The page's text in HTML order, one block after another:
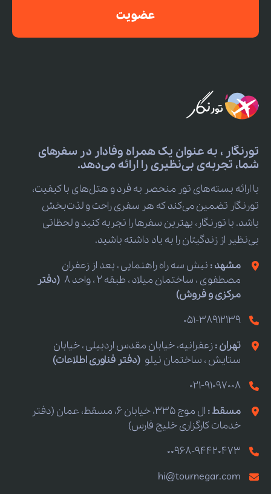
عضویت
تورنگار ، به عنوان یک همراه وفادار در سفرهای
شما، تجربه‌ی بی‌نظیری را ارائه می‌دهد.
با ارائه بسته‌های تور منحصر به فرد و هتل‌های با کیفیت،
تورنگار تضمین می‌کند که هر سفری راحت و لذت‌بخش
باشد. با تورنگار، بهترین سفرها را تجربه کنید و لحظاتی
بی‌نظیر از زندگیتان را به یاد داشته باشید.
مشهد : نبش سه راه راهنمایی ، بعد از زعفران
مصطفوی ، ساختمان میلاد ، طبقه 2 ، واحد 8
(دفتر
مرکزی و فروش)
051-38912139
تهران :زعفرانیه، خیابان مقدس اردبیلی ، خیابان
ستایش ، ساختمان نیلو (دفتر فناوری اطلاعات)
021-91097008
مسقط :
ال موج 335، خیابان 6، مسقط، عمان (دفتر
خدمات کارگزاری خلیج فارس)
00968-94420473
hi@tournegar.com